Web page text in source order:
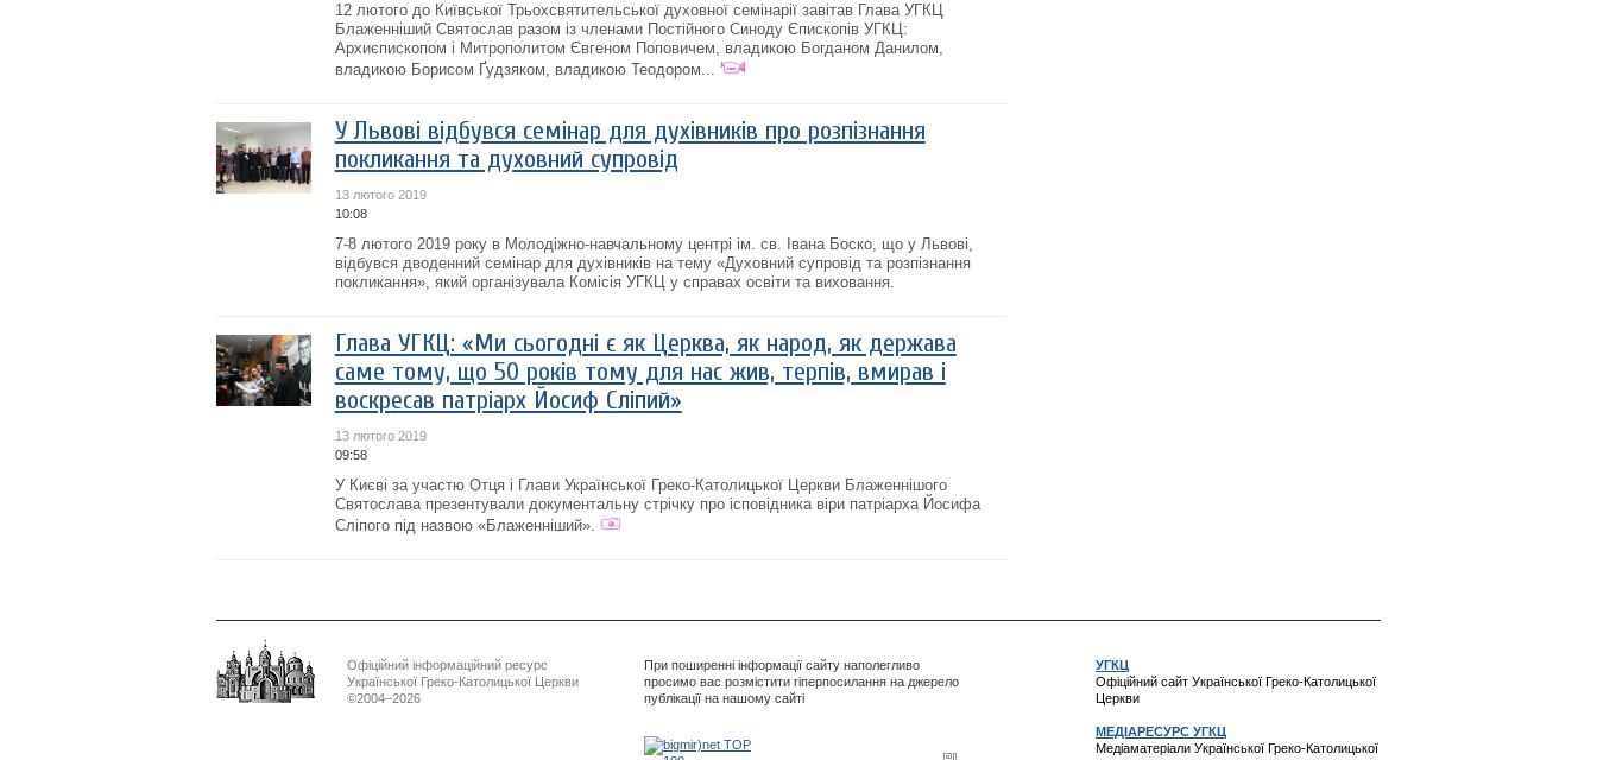
12 лютого до Київської Трьохсвятительської духовної семінарії завітав Глава УГКЦ
Блаженніший Святослав разом із членами Постійного Синоду Єпископів УГКЦ:
Архиєпископом і Митрополитом Євгеном Поповичем, владикою Богданом Данилом,
владикою Борисом Ґудзяком, владикою Теодором...
У Львові відбувся семінар для духівників про розпізнання
покликання та духовний супровід
13 лютого 2019
10:08
7-8 лютого 2019 року в Молодіжно-навчальному центрі ім. св. Івана Боско, що у Львові,
відбувся дводенний семінар для духівників на тему «Духовний супровід та розпізнання
покликання», який організувала Комісія УГКЦ у справах освіти та виховання.
Глава УГКЦ: «Ми сьогодні є як Церква, як народ, як держава
саме тому, що 50 років тому для нас жив, терпів, вмирав і
воскресав патріарх Йосиф Сліпий»
13 лютого 2019
09:58
У Києві за участю Отця і Глави Української Греко-Католицької Церкви Блаженнішого
Святослава презентували документальну стрічку про ісповідника віри патріарха Йосифа
Сліпого під назвою «Блаженніший».
Офіційний інформаційний ресурс
Української Греко-Католицької Церкви
©2004–2026
При поширенні інформації сайту наполегливо
просимо вас розмістити гіперпосилання на джерело
публікації на нашому сайті
УГКЦ
Офіційний сайт Української Греко-Католицької
Церкви
МЕДІАРЕСУРС УГКЦ
Медіаматеріали Української Греко-Католицької